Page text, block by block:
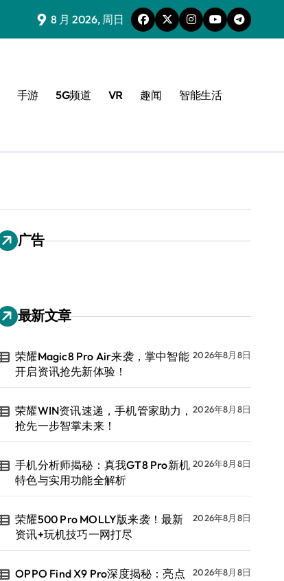
9 8 月 2026, 周日
手游 5G频道 VR 趣闻 智能生活
广告
最新文章
荣耀Magic8 Pro Air来袭，掌中智能
开启资讯抢先新体验！
2026年8月8日
荣耀WIN资讯速递，手机管家助力，
抢先一步智掌未来！
2026年8月8日
手机分析师揭秘：真我GT8 Pro新机
特色与实用功能全解析
2026年8月8日
荣耀500 Pro MOLLY版来袭！最新
资讯+玩机技巧一网打尽
2026年8月8日
OPPO Find X9 Pro深度揭秘：亮点
2026年8月8日